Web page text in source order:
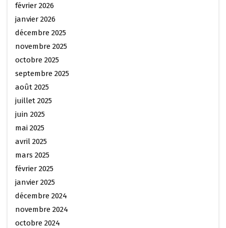
février 2026
janvier 2026
décembre 2025
novembre 2025
octobre 2025
septembre 2025
août 2025
juillet 2025
juin 2025
mai 2025
avril 2025
mars 2025
février 2025
janvier 2025
décembre 2024
novembre 2024
octobre 2024